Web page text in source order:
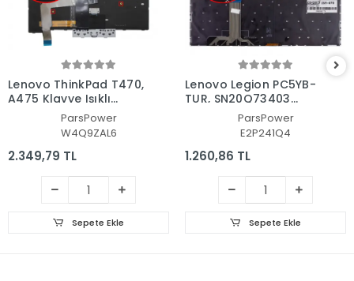
Lenovo ThinkPad T470,
A475 Klavye Işıklı
(Siyah TR)ParsPower
W4Q9ZAL6
2.349,79 TL
Sepete Ekle
Lenovo Legion PC5YB-
TUR, SN20Q73403
Klavye Işıklı (Siyah TR)
ParsPower
E2P241Q4
1.260,86 TL
Sepete Ekle